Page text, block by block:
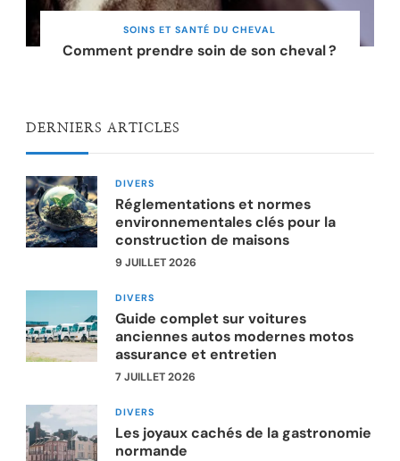
SOINS ET SANTÉ DU CHEVAL
Comment prendre soin de son cheval ?
DERNIERS ARTICLES
DIVERS
Réglementations et normes
environnementales clés pour la
construction de maisons
9 JUILLET 2026
DIVERS
Guide complet sur voitures
anciennes autos modernes motos
assurance et entretien
7 JUILLET 2026
DIVERS
Les joyaux cachés de la gastronomie
normande